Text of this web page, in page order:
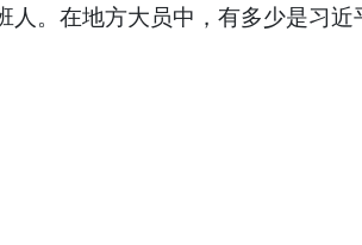
。在地方大员中，有多少是习